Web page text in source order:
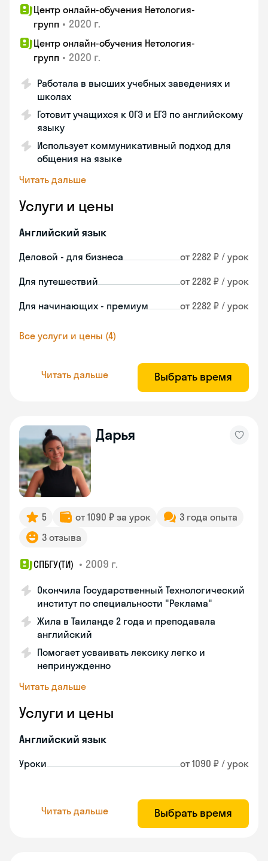
Центр онлайн-обучения Нетология-
групп • 2020 г.
Центр онлайн-обучения Нетология-
групп • 2020 г.
Работала в высших учебных заведениях и
школах
Готовит учащихся к ОГЭ и ЕГЭ по английскому
языку
Использует коммуникативный подход для
общения на языке
Читать дальше
Услуги и цены
Английский язык
Деловой - для бизнеса от 2282 ₽ / урок
Для путешествий от 2282 ₽ / урок
Для начинающих - премиум от 2282 ₽ / урок
Все услуги и цены (4)
Читать дальше Выбрать время
Дарья
5 от 1090 ₽ за урок
3 года опыта
3 отзыва
СПБГУ(ТИ) • 2009 г.
Окончила Государственный Технологический
институт по специальности "Реклама"
Жила в Таиланде 2 года и преподавала
английский
Помогает усваивать лексику легко и
непринужденно
Читать дальше
Услуги и цены
Английский язык
Уроки от 1090 ₽ / урок
Читать дальше Выбрать время